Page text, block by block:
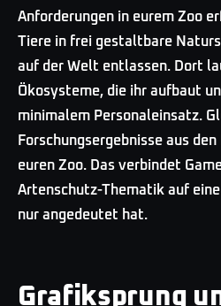
Anforderungen in eurem Zoo
Tiere in frei gestaltbare
auf der Welt entlassen. Dort
Ökosysteme, die ihr aufbaut
minimalem Personaleinsatz.
Forschungsergebnisse aus
euren Zoo. Das verbindet
Artenschutz-Thematik auf
nur angedeutet hat.
Grafiksprung